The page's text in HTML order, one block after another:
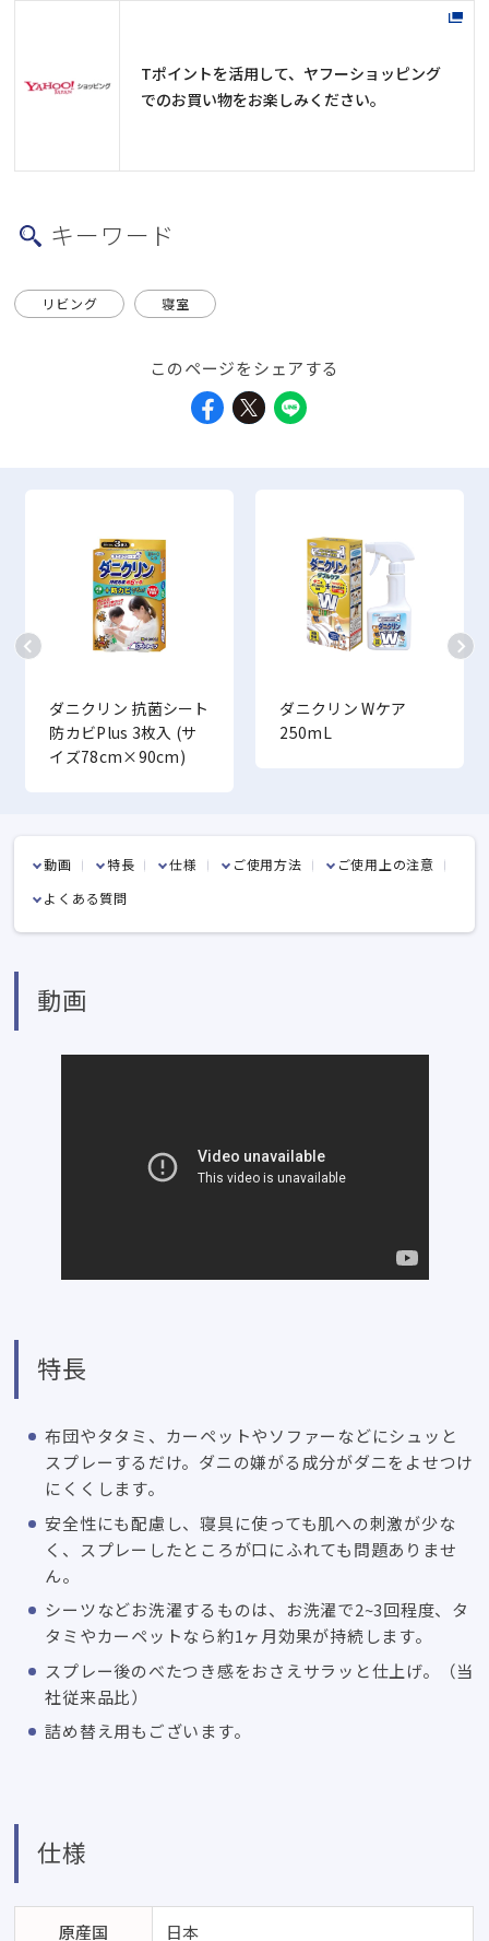
Tポイントを活用して、ヤフーショッピング
でのお買い物をお楽しみください。
キーワード
リビング 寝室
このページをシェアする
ダニクリン 抗菌シート
防カビPlus 3枚入 (サ
イズ78cm×90cm)
ダニクリン Wケア
250mL
動画 特長 仕様 ご使用方法
ご使用上の注意
よくある質問
動画
特長
布団やタタミ、カーペットやソファーなどにシュッと
スプレーするだけ。ダニの嫌がる成分がダニをよせつけ
にくくします。
安全性にも配慮し、寝具に使っても肌への刺激が少な
く、スプレーしたところが口にふれても問題ありませ
ん。
シーツなどお洗濯するものは、お洗濯で2~3回程度、タ
タミやカーペットなら約1ヶ月効果が持続します。
スプレー後のべたつき感をおさえサラッと仕上げ。（当
社従来品比）
詰め替え用もございます。
仕様
原産国 日本